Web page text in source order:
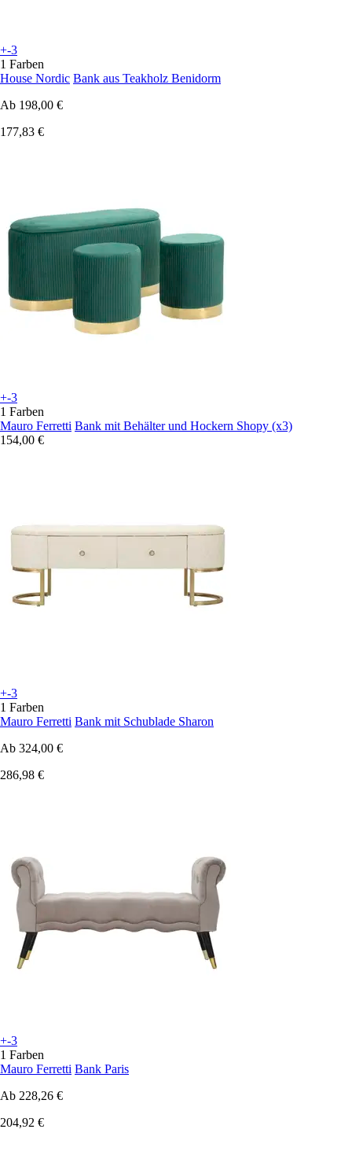
+-3
1 Farben
House Nordic Bank aus Teakholz Benidorm
Ab 198,00 €
177,83 €
+-3
1 Farben
Mauro Ferretti Bank mit Behälter und Hockern Shopy (x3)
154,00 €
+-3
1 Farben
Mauro Ferretti Bank mit Schublade Sharon
Ab 324,00 €
286,98 €
+-3
1 Farben
Mauro Ferretti Bank Paris
Ab 228,26 €
204,92 €